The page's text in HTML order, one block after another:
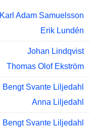
Karl Adam Samuelsson
Erik Lundén
Johan Lindqvist
Thomas Olof Ekström
Bengt Svante Liljedahl
Anna Liljedahl
Bengt Svante Liljedahl